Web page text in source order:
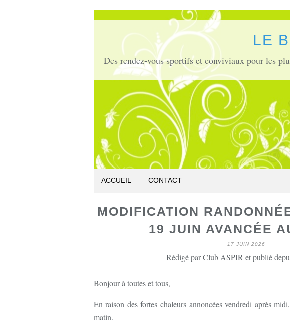
LE
ACCUEIL CONTACT
MODIFICATION
19 JUIN AVANCÉE
17 JUIN 2026
Rédigé par Club ASPIR et publié
Bonjour à toutes et tous,
En raison des fortes chaleurs annoncées vendredi après
matin.